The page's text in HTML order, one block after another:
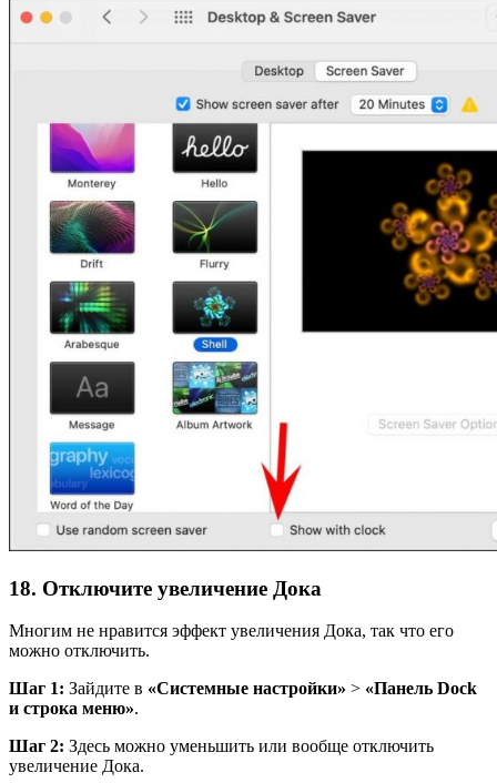
18. Отключите увеличение Дока
Многим не нравится эффект увеличения Дока, так что его
можно отключить.
Шаг 1: Зайдите в «Системные настройки» > «Панель Dock
и строка меню».
Шаг 2: Здесь можно уменьшить или вообще отключить
увеличение Дока.